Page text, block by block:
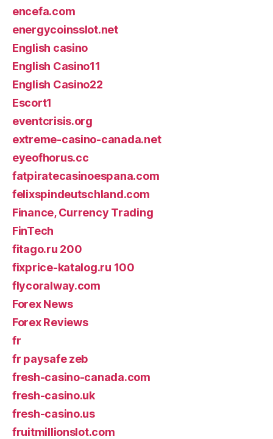
encefa.com
energycoinsslot.net
English casino
English Casino11
English Casino22
Escort1
eventcrisis.org
extreme-casino-canada.net
eyeofhorus.cc
fatpiratecasinoespana.com
felixspindeutschland.com
Finance, Currency Trading
FinTech
fitago.ru 200
fixprice-katalog.ru 100
flycoralway.com
Forex News
Forex Reviews
fr
fr paysafe zeb
fresh-casino-canada.com
fresh-casino.uk
fresh-casino.us
fruitmillionslot.com